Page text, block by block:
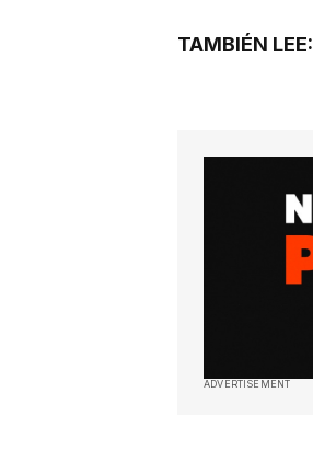
TAMBIÉN LEE:
ADVERTISEMENT